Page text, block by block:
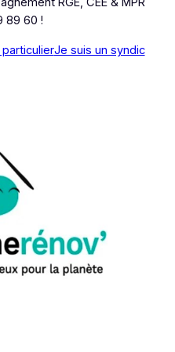
89 60 !
Je suis un syndic